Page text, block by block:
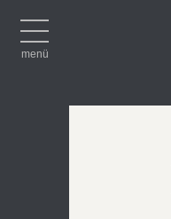
Toggle
Navigation
menü